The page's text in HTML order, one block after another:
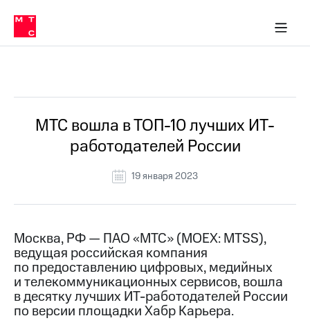
Медиа-центр
и акционерам
Устойчивое развитие
Комплаенс и деловая этика
компании
Карьера
История
компании
Руководство
Контакты
Медиа-центр
Пресс-
релизы
в МТС
Пресс-
релизы
о технологиях
МТС вошла в ТОП-10 лучших ИТ-
работодателей России
19 января 2023
Москва, РФ — ПАО «МТС» (MOEX: MTSS),
ведущая российская компания
по предоставлению цифровых, медийных
и телекоммуникационных сервисов, вошла
в десятку лучших ИТ-работодателей России
по версии площадки Хабр Карьера.